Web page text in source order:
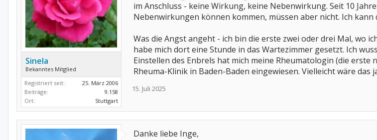
Sinela
Bekanntes Mitglied
Registriert seit:
25. März 2006
Beiträge:
9.158
Ort:
Stuttgart
im Anschluss - keine Wirkung, keine Nebenwirkung. Seit 10
Nebenwirkungen können kommen, müssen aber nicht. Ich
Was die Angst angeht - ich bin die erste zwei oder drei Mal, wo
habe mich dort eine Stunde in das Wartezimmer gesetzt. Ich
Einstellen des Enbrels hat mich meine Rheumatologin (die
Rheuma-Klinik in Baden-Baden eingewiesen. Vielleicht wäre das
15. Juli 2025
Danke liebe Inge,